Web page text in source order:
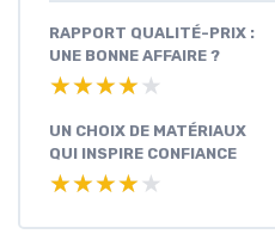
RAPPORT QUALITÉ-PRIX :
UNE BONNE AFFAIRE ?
★★★★★
★★★★★
UN CHOIX DE MATÉRIAUX
QUI INSPIRE CONFIANCE
★★★★★
★★★★★